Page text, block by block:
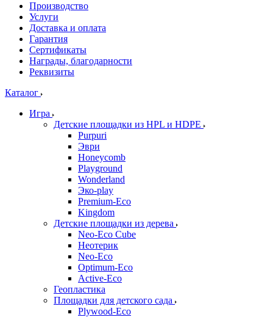
Производство
Услуги
Доставка и оплата
Гарантия
Сертификаты
Награды, благодарности
Реквизиты
Каталог
Игра
Детские площадки из HPL и HDPE
Purpuri
Эври
Honeycomb
Playground
Wonderland
Эко-play
Premium-Eco
Kingdom
Детские площадки из дерева
Neo-Eco Cube
Неотерик
Neo-Eco
Оptimum-Еco
Active-Eco
Геопластика
Площадки для детского сада
Plywood-Eco